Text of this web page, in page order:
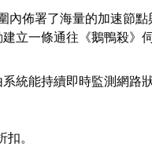
內佈署了海量的加速節
立一條通往《鵝鴨殺》
統能持續即時監測網路
。